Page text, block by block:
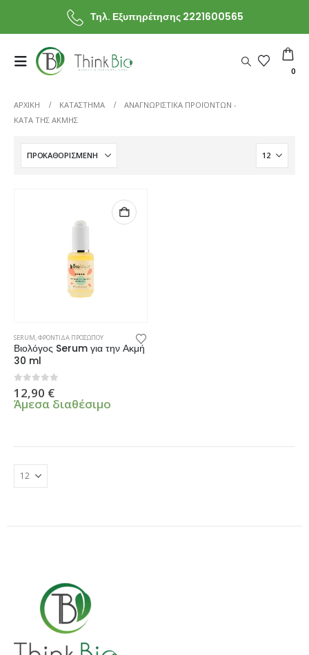
Τηλ. Εξυπηρέτησης 2221600565
0
ΑΡΧΙΚΗ ΚΑΤΆΣΤΗΜΑ
ΑΝΑΓΝΩΡΙΣΤΙΚΆ ΠΡΟΪΌΝΤΩΝ -
ΚΑΤΆ ΤΗΣ ΑΚΜΉΣ
SERUM,ΦΡΟΝΤΙΔΑ ΠΡΟΣΩΠΟΥ
Βιολόγος Serum για την Ακμή
30 ml
0 από 5
12,90 €
Άμεσα διαθέσιμο